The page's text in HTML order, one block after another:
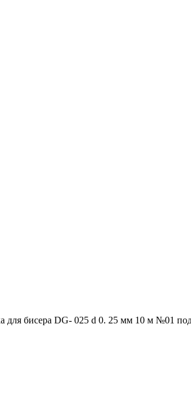
для бисера DG- 025 d 0. 25 мм 10 м №01